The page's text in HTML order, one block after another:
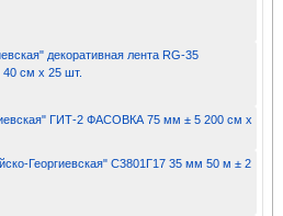
декоративная лента RG-35
см x 25 шт.
ГИТ-2 ФАСОВКА 75 мм ± 5 200 см x
Георгиевская" С3801Г17 35 мм 50 м ± 2